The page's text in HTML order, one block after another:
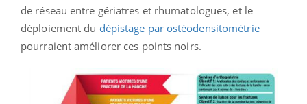
de réseau entre gériatres et rhumatologues, et le
déploiement du dépistage par ostéodensitométrie
pourraient améliorer ces points noirs.